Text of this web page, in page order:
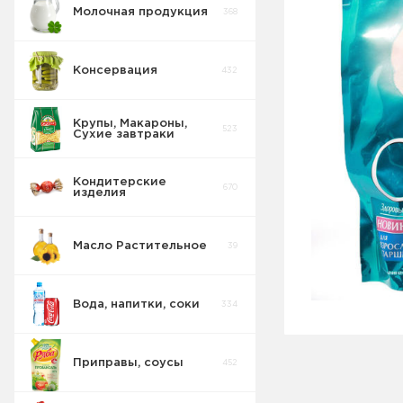
Молочная продукция 368
Консервация 432
Крупы, Макароны,
Сухие завтраки
523
Кондитерские
изделия
670
Масло Растительное 39
Вода, напитки, соки 334
Приправы, соусы 452